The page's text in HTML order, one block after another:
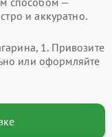
и аккуратно.
1. Привозите
или оформляйте